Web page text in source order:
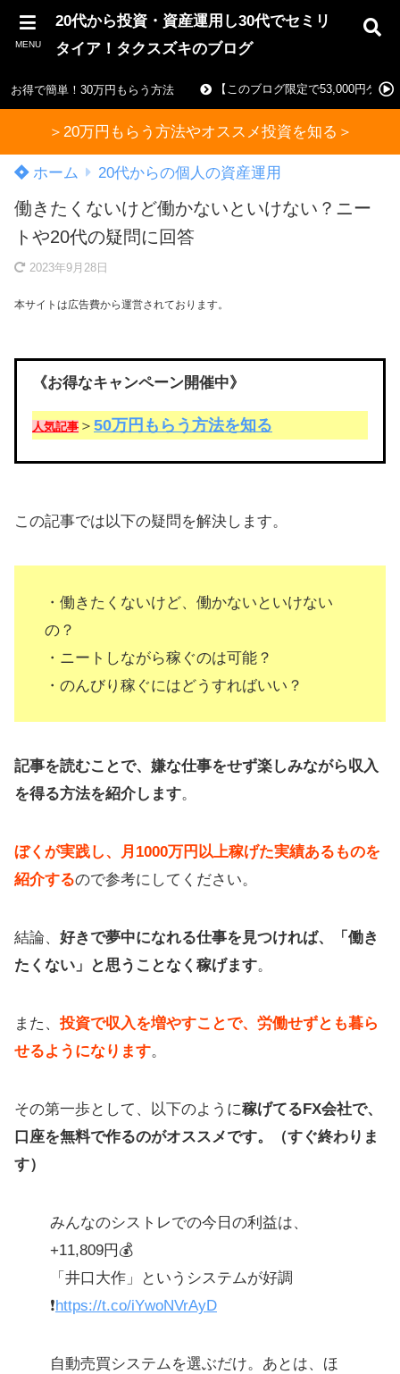
MENU
20代から投資・資産運用し30代でセミリ
タイア！タクスズキのブログ
お得で簡単！30万円もらう方法 【このブログ限定で53,000円ゲッ
＞20万円もらう方法やオススメ投資を知る＞
ホーム 20代からの個人の資産運用
働きたくないけど働かないといけない？ニー
トや20代の疑問に回答
2023年9月28日
本サイトは広告費から運営されております。
《お得なキャンペーン開催中》
人気記事 ＞ 50万円もらう方法を知る
この記事では以下の疑問を解決します。
・働きたくないけど、働かないといけない
の？
・ニートしながら稼ぐのは可能？
・のんびり稼ぐにはどうすればいい？
記事を読むことで、嫌な仕事をせず楽しみながら収入
を得る方法を紹介します。
ぼくが実践し、月1000万円以上稼げた実績あるものを
紹介するので参考にしてください。
結論、 好きで夢中になれる仕事を見つければ、「働き
たくない」と思うことなく稼げます。
また、 投資で収入を増やすことで、労働せずとも暮ら
せるようになります。
その第一歩として、以下のように稼げてるFX会社で、
口座を無料で作るのがオススメです。（すぐ終わりま
す）
みんなのシストレでの今日の利益は、
+11,809円💰
「井口大作」というシステムが好調
❗️https://t.co/iYwoNVrAyD
自動売買システムを選ぶだけ。あとは、ほ